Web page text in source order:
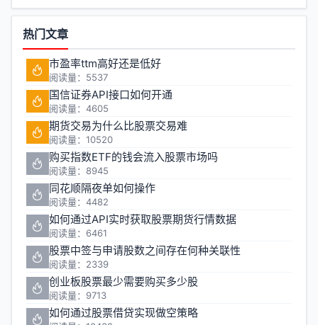
热门文章
市盈率ttm高好还是低好
阅读量：5537
国信证券API接口如何开通
阅读量：4605
期货交易为什么比股票交易难
阅读量：10520
购买指数ETF的钱会流入股票市场吗
阅读量：8945
同花顺隔夜单如何操作
阅读量：4482
如何通过API实时获取股票期货行情数据
阅读量：6461
股票中签与申请股数之间存在何种关联性
阅读量：2339
创业板股票最少需要购买多少股
阅读量：9713
如何通过股票借贷实现做空策略